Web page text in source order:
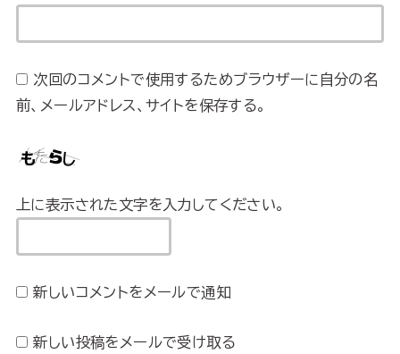
次回のコメントで使用するためブラウザーに自分の名
前、メールアドレス、サイトを保存する。
上に表示された文字を入力してください。
新しいコメントをメールで通知
新しい投稿をメールで受け取る